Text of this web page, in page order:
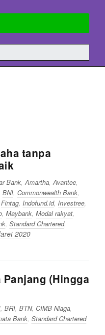
tanpa
Bank, Amartha, Avantee,
BNI, Commonwealth Bank,
Fintag, Indofund.id, Investree,
, Maybank, Modal rakyat,
, Standard Chartered,
2020
(Hingga
, BRI, BTN, CIMB Niaga,
Bank, Standard Chartered